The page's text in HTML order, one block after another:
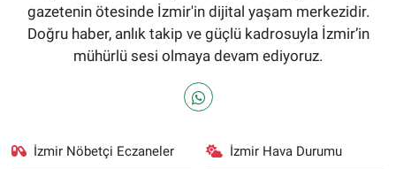
gazetenin ötesinde İzmir'in dijital yaşam merkezidir.
Doğru haber, anlık takip ve güçlü kadrosuyla İzmir’in
mühürlü sesi olmaya devam ediyoruz.
İzmir Nöbetçi Eczaneler İzmir Hava Durumu